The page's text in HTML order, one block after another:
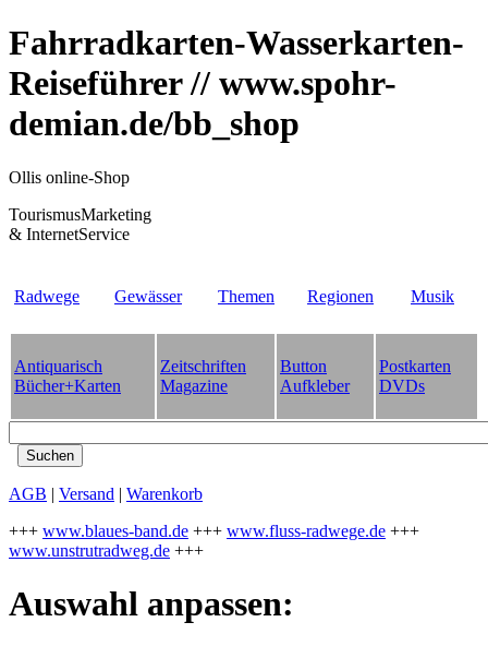
Fahrradkarten-Wasserkarten-
Reiseführer // www.spohr-
demian.de/bb_shop
Ollis online-Shop
TourismusMarketing
& InternetService
Radwege Gewässer Themen Regionen Musik
Antiquarisch
Bücher+Karten
Zeitschriften
Magazine
Button
Aufkleber
Postkarten
DVDs
AGB | Versand | Warenkorb
+++ www.blaues-band.de +++ www.fluss-radwege.de +++
www.unstrutradweg.de +++
Auswahl anpassen: